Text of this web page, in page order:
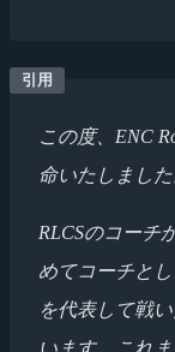
この度、ENC
命いたしました
RLCSのコーチ
めてコーチと
を代表して戦